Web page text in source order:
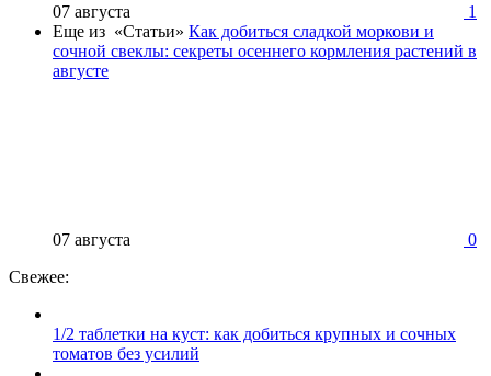
07 августа
1
Еще из «Статьи» Как добиться сладкой моркови и
сочной свеклы: секреты осеннего кормления растений в
августе
07 августа
0
Свежее:
1/2 таблетки на куст: как добиться крупных и сочных
томатов без усилий